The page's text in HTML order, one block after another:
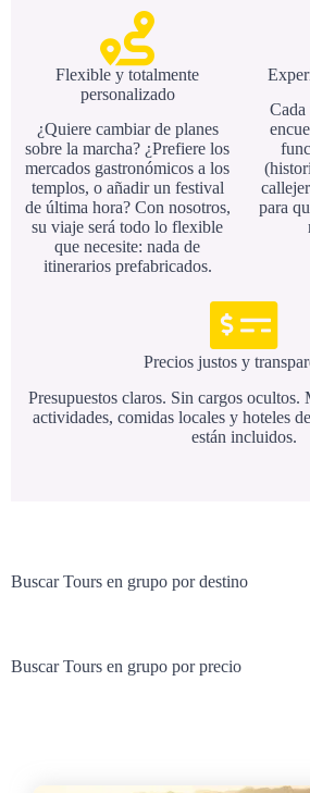
Flexible y totalmente
personalizado
¿Quiere cambiar de planes
sobre la marcha? ¿Prefiere los
mercados gastronómicos a los
templos, o añadir un festival
de última hora? Con nosotros,
su viaje será todo lo flexible
que necesite: nada de
itinerarios prefabricados.
para
Precios justos y
Presupuestos claros. Sin cargos ocultos.
actividades, comidas locales y hoteles
están incluidos.
Buscar Tours en grupo por destino
Buscar Tours en grupo por precio